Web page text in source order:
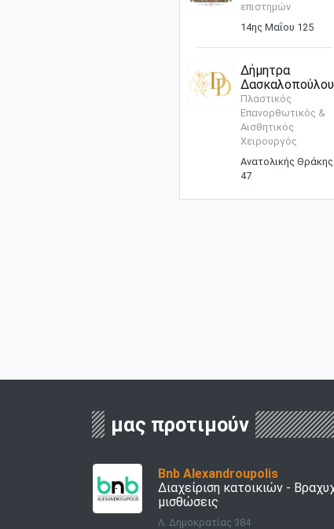
επιστημών
14ης Μαΐου 125
Δήμητρα
Δασκαλοπούλου
Πλαστικός
Επανορθωτικός &
Αισθητικός
Χειρουργός
Ανατολικής Θράκης
47
μας προτιμούν
Bnb Alexandroupolis
Διαχείριση κατοικιών -
μισθώσεις
Λ. Δημοκρατίας 384